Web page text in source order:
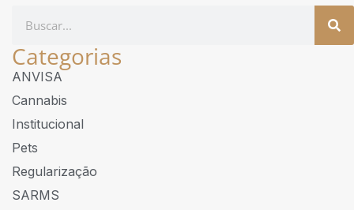
Categorias
ANVISA
Cannabis
Institucional
Pets
Regularização
SARMS